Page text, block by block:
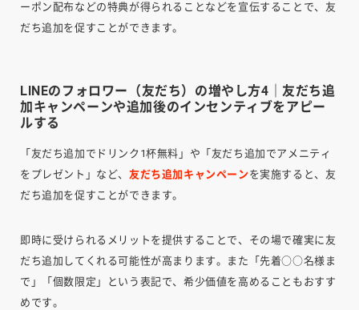
ーポン配布などの特典が得られることなどを宣伝することで、友
だち追加を促すことができます。
LINEのフォロワー（友だち）の増やし方4｜友だち追
加キャンペーンや追加後のインセンティブをアピー
ルする
「友だち追加でドリンク1杯無料」や「友だち追加でアメニティ
をプレゼント」など、 友だち追加キャンペーン を実施すると、友
だち追加を促すことができます。
即時に受けられるメリットを提供することで、その場で確実に友
だち追加してくれる可能性が高まります。また「先着○○名様ま
で」「個数限定」という表記で、希少価値を高めることもおすす
めです。